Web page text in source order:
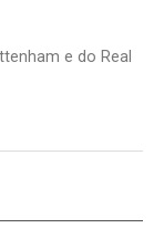
e do Real